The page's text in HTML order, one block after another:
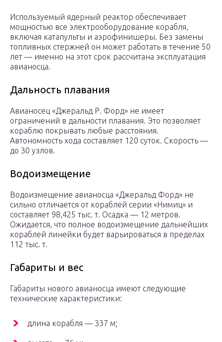
Используемый ядерный реактор обеспечивает
мощностью все электрооборудование корабля,
включая катапульты и аэрофинишеры. Без замены
топливных стержней он может работать в течение 50
лет — именно на этот срок рассчитана эксплуатация
авианосца.
Дальность плавания
Авианосец «Джеральд Р. Форд» не имеет
ограничений в дальности плавания. Это позволяет
кораблю покрывать любые расстояния.
Автономность хода составляет 120 суток. Скорость —
до 30 узлов.
Водоизмещение
Водоизмещение авианосца «Джеральд Форд» не
сильно отличается от кораблей серии «Нимиц» и
составляет 98,425 тыс. т. Осадка — 12 метров.
Ожидается, что полное водоизмещение дальнейших
кораблей линейки будет варьироваться в пределах
112 тыс. т.
Габариты и вес
Габариты нового авианосца имеют следующие
технические характеристики:
длина корабля — 337 м;